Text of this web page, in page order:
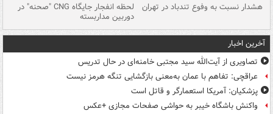
هشدار نسبت به وفوع تندباد در تهران لحظه انفجار جایگاه CNG "صحنه" در
دوربین مداربسته
آخرین اخبار
تصاویری از آیت‌الله سید مجتبی خامنه‌ای در حال تدریس
عراقچی: تفاهم با عمان به‌معنی بازگشایی تنگه هرمز نیست
پزشکیان: آمریکا استعمارگر و قاتل است
واکنش باشگاه خیبر به حواشی صفحات مجازی +عکس